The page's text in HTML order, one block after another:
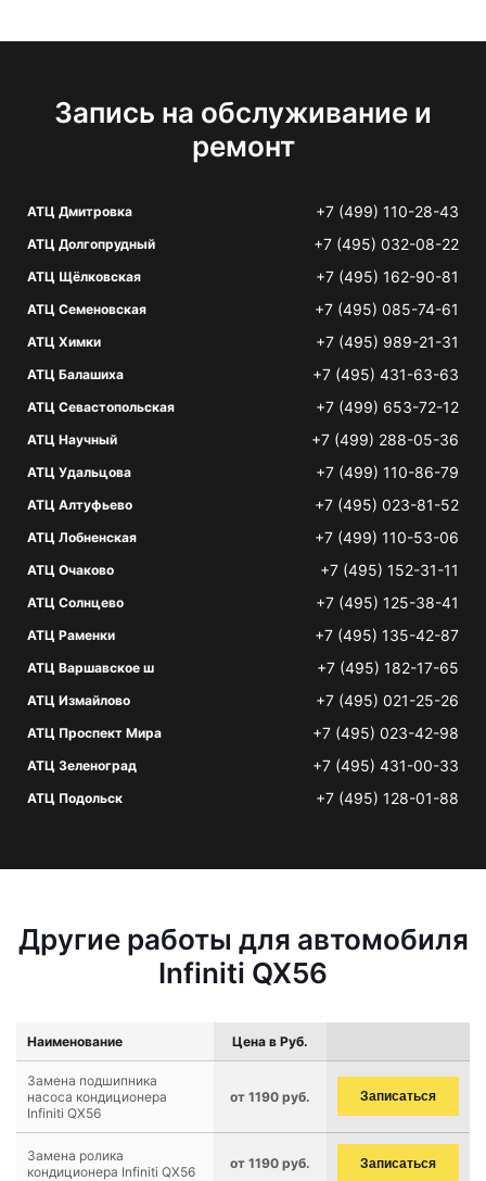
Запись на обслуживание и
ремонт
АТЦ Дмитровка +7 (499) 110-28-43
АТЦ Долгопрудный +7 (495) 032-08-22
АТЦ Щёлковская +7 (495) 162-90-81
АТЦ Семеновская +7 (495) 085-74-61
АТЦ Химки +7 (495) 989-21-31
АТЦ Балашиха +7 (495) 431-63-63
АТЦ Севастопольская +7 (499) 653-72-12
АТЦ Научный +7 (499) 288-05-36
АТЦ Удальцова +7 (499) 110-86-79
АТЦ Алтуфьево +7 (495) 023-81-52
АТЦ Лобненская +7 (499) 110-53-06
АТЦ Очаково +7 (495) 152-31-11
АТЦ Солнцево +7 (495) 125-38-41
АТЦ Раменки +7 (495) 135-42-87
АТЦ Варшавское ш +7 (495) 182-17-65
АТЦ Измайлово +7 (495) 021-25-26
АТЦ Проспект Мира +7 (495) 023-42-98
АТЦ Зеленоград +7 (495) 431-00-33
АТЦ Подольск +7 (495) 128-01-88
Другие работы для автомобиля
Infiniti QX56
Наименование Цена в Руб.
Замена подшипника
насоса кондиционера
Infiniti QX56
от 1190 руб. Записаться
Замена ролика
кондиционера Infiniti QX56
от 1190 руб. Записаться